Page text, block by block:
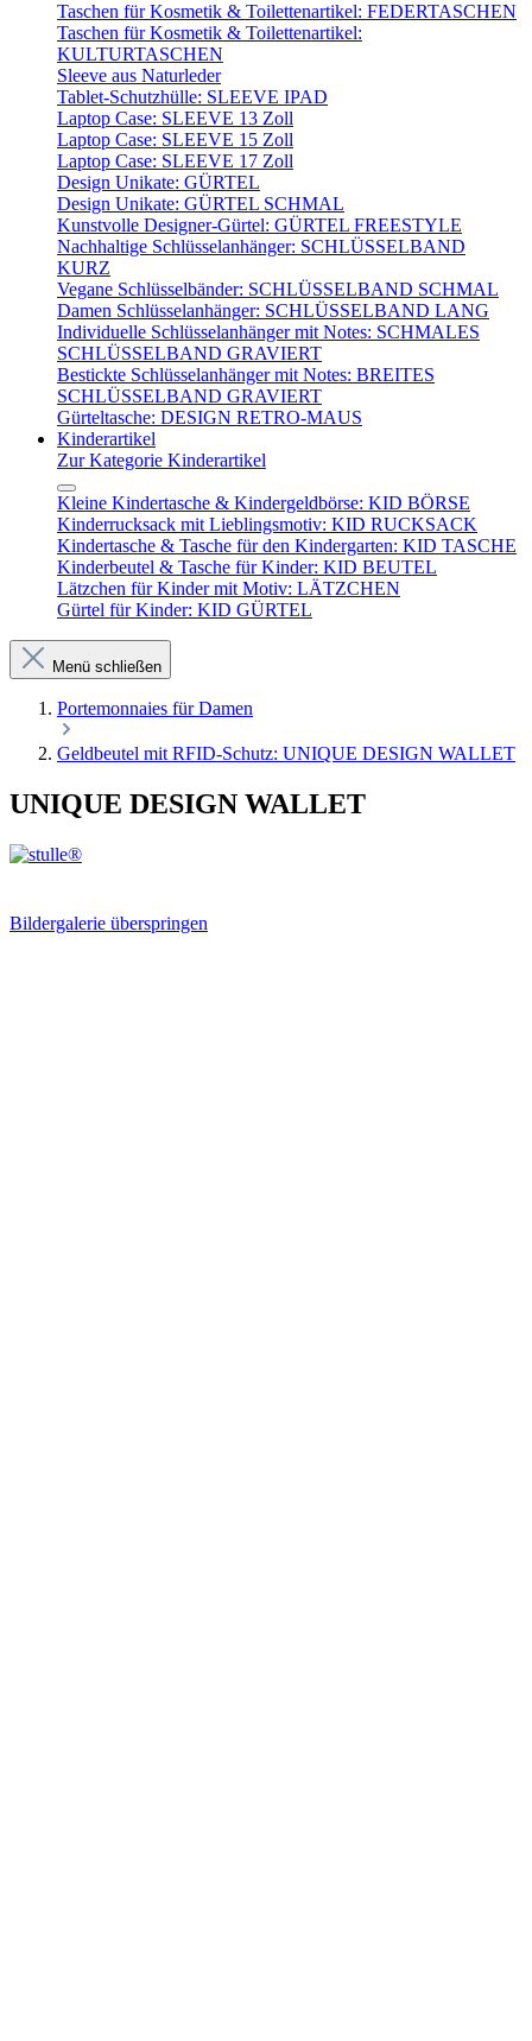
Taschen für Kosmetik & Toilettenartikel: FEDERTASCHEN
Taschen für Kosmetik & Toilettenartikel:
KULTURTASCHEN
Sleeve aus Naturleder
Tablet-Schutzhülle: SLEEVE IPAD
Laptop Case: SLEEVE 13 Zoll
Laptop Case: SLEEVE 15 Zoll
Laptop Case: SLEEVE 17 Zoll
Design Unikate: GÜRTEL
Design Unikate: GÜRTEL SCHMAL
Kunstvolle Designer-Gürtel: GÜRTEL FREESTYLE
Nachhaltige Schlüsselanhänger: SCHLÜSSELBAND
KURZ
Vegane Schlüsselbänder: SCHLÜSSELBAND SCHMAL
Damen Schlüsselanhänger: SCHLÜSSELBAND LANG
Individuelle Schlüsselanhänger mit Notes: SCHMALES
SCHLÜSSELBAND GRAVIERT
Bestickte Schlüsselanhänger mit Notes: BREITES
SCHLÜSSELBAND GRAVIERT
Gürteltasche: DESIGN RETRO-MAUS
Kinderartikel
Zur Kategorie Kinderartikel
Kleine Kindertasche & Kindergeldbörse: KID BÖRSE
Kinderrucksack mit Lieblingsmotiv: KID RUCKSACK
Kindertasche & Tasche für den Kindergarten: KID TASCHE
Kinderbeutel & Tasche für Kinder: KID BEUTEL
Lätzchen für Kinder mit Motiv: LÄTZCHEN
Gürtel für Kinder: KID GÜRTEL
Menü schließen
Portemonnaies für Damen
Geldbeutel mit RFID-Schutz: UNIQUE DESIGN WALLET
UNIQUE DESIGN WALLET
Bildergalerie überspringen